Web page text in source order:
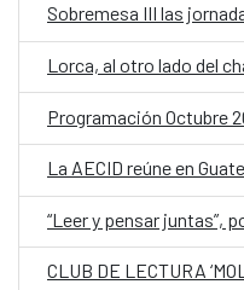
Lorca, al otro lado del
Programación Octubre
“Leer y pensar juntas”,
CLUB DE LECTURA